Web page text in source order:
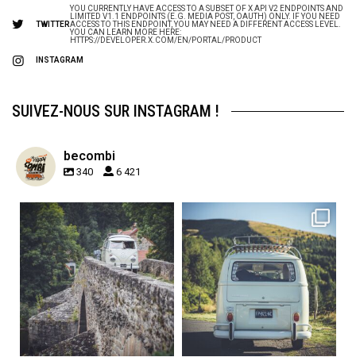
TWITTER
YOU CURRENTLY HAVE ACCESS TO A SUBSET OF X API V2 ENDPOINTS AND
LIMITED V1.1 ENDPOINTS (E.G. MEDIA POST, OAUTH) ONLY. IF YOU NEED
ACCESS TO THIS ENDPOINT, YOU MAY NEED A DIFFERENT ACCESS LEVEL.
YOU CAN LEARN MORE HERE:
HTTPS://DEVELOPER.X.COM/EN/PORTAL/PRODUCT
INSTAGRAM
SUIVEZ-NOUS SUR INSTAGRAM !
becombi
340 6 421
becombi
Sep 15
219
3
Sep 12
216
3